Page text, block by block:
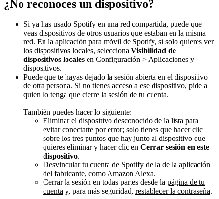
¿No reconoces un dispositivo?
Si ya has usado Spotify en una red compartida, puede que
veas dispositivos de otros usuarios que estaban en la misma
red. En la aplicación para móvil de Spotify, si solo quieres ver
los dispositivos locales, selecciona Visibilidad de
dispositivos locales en Configuración > Aplicaciones y
dispositivos.
Puede que te hayas dejado la sesión abierta en el dispositivo
de otra persona. Si no tienes acceso a ese dispositivo, pide a
quien lo tenga que cierre la sesión de tu cuenta.
También puedes hacer lo siguiente:
Eliminar el dispositivo desconocido de la lista para
evitar conectarte por error; solo tienes que hacer clic
sobre los tres puntos que hay junto al dispositivo que
quieres eliminar y hacer clic en Cerrar sesión en este
dispositivo.
Desvincular tu cuenta de Spotify de la de la aplicación
del fabricante, como Amazon Alexa.
Cerrar la sesión en todas partes desde la página de tu
cuenta y, para más seguridad, restablecer la contraseña.